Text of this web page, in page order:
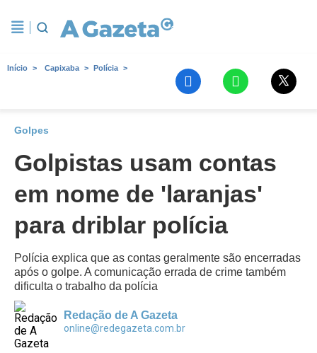
Início Capixaba Polícia
Golpes
Golpistas usam contas
em nome de 'laranjas'
para driblar polícia
Polícia explica que as contas geralmente são encerradas
após o golpe. A comunicação errada de crime também
dificulta o trabalho da polícia
Redação de A Gazeta
online@redegazeta.com.br